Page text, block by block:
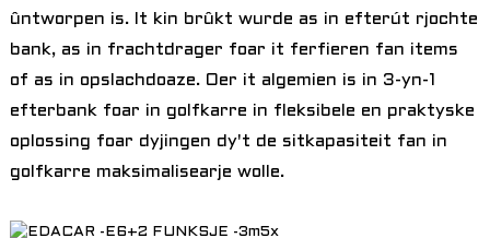
ûntworpen is. It kin brûkt wurde as in efterút rjochte
bank, as in frachtdrager foar it ferfieren fan items
of as in opslachdoaze. Oer it algemien is in 3-yn-1
efterbank foar in golfkarre in fleksibele en praktyske
oplossing foar dyjingen dy't de sitkapasiteit fan in
golfkarre maksimalisearje wolle.